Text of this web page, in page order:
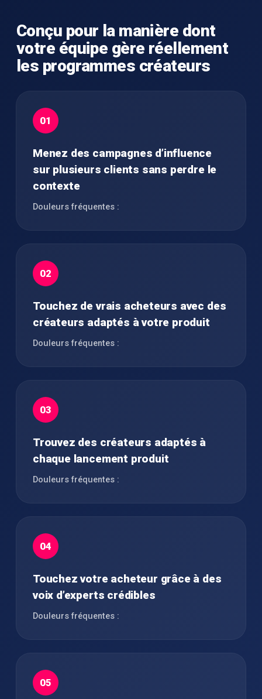
Conçu pour la manière dont
votre équipe gère réellement
les programmes créateurs
01
Menez des campagnes d’influence
sur plusieurs clients sans perdre le
contexte
Douleurs fréquentes :
02
Touchez de vrais acheteurs avec des
créateurs adaptés à votre produit
Douleurs fréquentes :
03
Trouvez des créateurs adaptés à
chaque lancement produit
Douleurs fréquentes :
04
Touchez votre acheteur grâce à des
voix d’experts crédibles
Douleurs fréquentes :
05